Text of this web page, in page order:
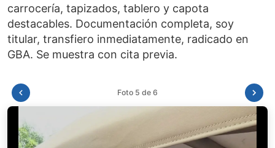
carrocería, tapizados, tablero y capota
destacables. Documentación completa, soy
titular, transfiero inmediatamente, radicado en
Foto 6 de 6